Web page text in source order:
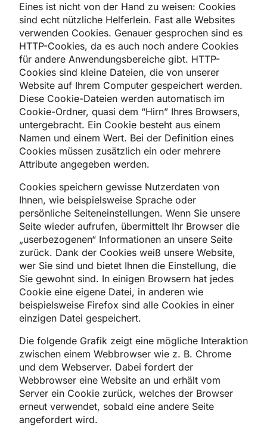
Eines ist nicht von der Hand zu weisen: Cookies
sind echt nützliche Helferlein. Fast alle Websites
verwenden Cookies. Genauer gesprochen sind es
HTTP-Cookies, da es auch noch andere Cookies
für andere Anwendungsbereiche gibt. HTTP-
Cookies sind kleine Dateien, die von unserer
Website auf Ihrem Computer gespeichert werden.
Diese Cookie-Dateien werden automatisch im
Cookie-Ordner, quasi dem “Hirn” Ihres Browsers,
untergebracht. Ein Cookie besteht aus einem
Namen und einem Wert. Bei der Definition eines
Cookies müssen zusätzlich ein oder mehrere
Attribute angegeben werden.
Cookies speichern gewisse Nutzerdaten von
Ihnen, wie beispielsweise Sprache oder
persönliche Seiteneinstellungen. Wenn Sie unsere
Seite wieder aufrufen, übermittelt Ihr Browser die
„userbezogenen“ Informationen an unsere Seite
zurück. Dank der Cookies weiß unsere Website,
wer Sie sind und bietet Ihnen die Einstellung, die
Sie gewohnt sind. In einigen Browsern hat jedes
Cookie eine eigene Datei, in anderen wie
beispielsweise Firefox sind alle Cookies in einer
einzigen Datei gespeichert.
Die folgende Grafik zeigt eine mögliche Interaktion
zwischen einem Webbrowser wie z. B. Chrome
und dem Webserver. Dabei fordert der
Webbrowser eine Website an und erhält vom
Server ein Cookie zurück, welches der Browser
erneut verwendet, sobald eine andere Seite
angefordert wird.